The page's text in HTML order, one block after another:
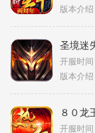
版本介绍
圣境迷
开服时间
版本介绍
８０龙
开服时间